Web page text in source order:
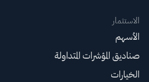
الاستثمار
الأسهم
صناديق المؤشرات المتداولة
الخيارات